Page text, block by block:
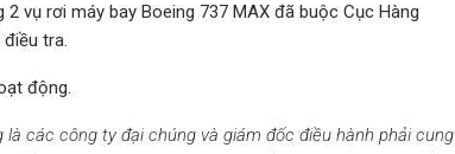
vụ rơi máy bay Boeing 737 MAX đã buộc Cục Hàng
tra.
động.
các công ty đại chúng và giám đốc điều hành phải cung